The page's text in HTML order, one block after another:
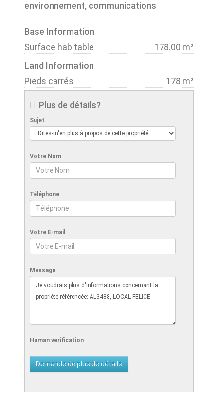
environnement, communications
Base Information
Surface habitable
178.00 m²
Land Information
Pieds carrés
178 m²
Plus de détails?
Sujet
Votre Nom
Téléphone
Votre E-mail
Message
Human verification